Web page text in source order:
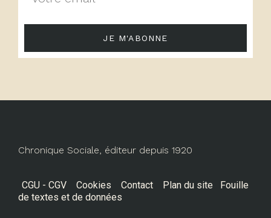
JE M'ABONNE
Chronique Sociale, éditeur depuis 1920
CGU - CGV Cookies Contact Plan du site
Fouille
de textes et de données